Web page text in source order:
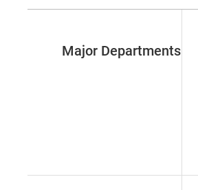
Major Departments